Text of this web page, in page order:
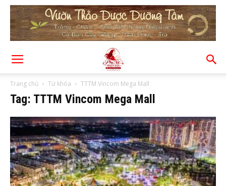
Trang chủ Từ khóa TTTM Vincom Mega Mall
Tag: TTTM Vincom Mega Mall